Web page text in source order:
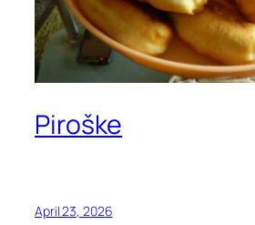
Piroške
April 23, 2026